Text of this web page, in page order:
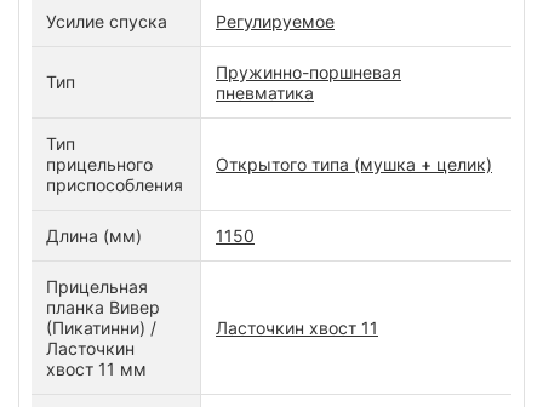
Усилие спуска Регулируемое
Тип
Пружинно-поршневая
пневматика
Тип
прицельного
приспособления
Открытого типа (мушка + целик)
Длина (мм) 1150
Прицельная
планка Вивер
(Пикатинни) /
Ласточкин
хвост 11 мм
Ласточкин хвост 11